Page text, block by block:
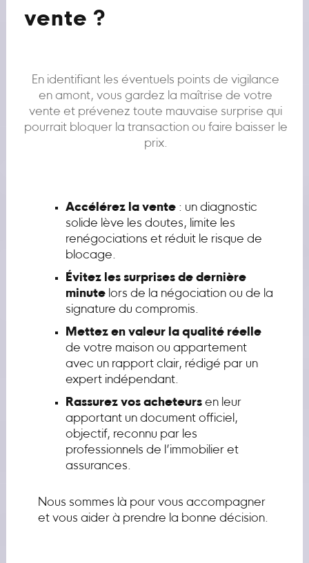
vente ?
En identifiant les éventuels points de vigilance
en amont, vous gardez la maîtrise de votre
vente et prévenez toute mauvaise surprise qui
pourrait bloquer la transaction ou faire baisser le
prix.
Accélérez la vente: un diagnostic
solide lève les doutes, limite les
renégociations et réduit le risque de
blocage.
Évitez les surprises de dernière
minutelors de la négociation ou de la
signature du compromis.
Mettez en valeur la qualité réelle
de votre maison ou appartement
avec un rapport clair, rédigé par un
expert indépendant.
Rassurez vos acheteursen leur
apportant un document officiel,
objectif, reconnu par les
professionnels de l’immobilier et
assurances.
Nous sommes là pour vous accompagner
et vous aider à prendre la bonne décision.